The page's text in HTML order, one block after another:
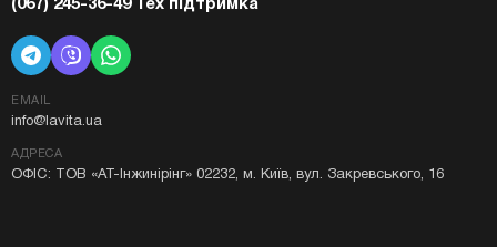
(067) 245-36-49 Тех підтримка
EMAIL
info@lavita.ua
АДРЕСА
ОФІС: ТОВ «АТ-Інжинірінг» 02232, м. Київ, вул. Закревського, 16